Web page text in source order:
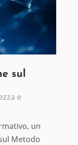
sul
e
un
Metodo